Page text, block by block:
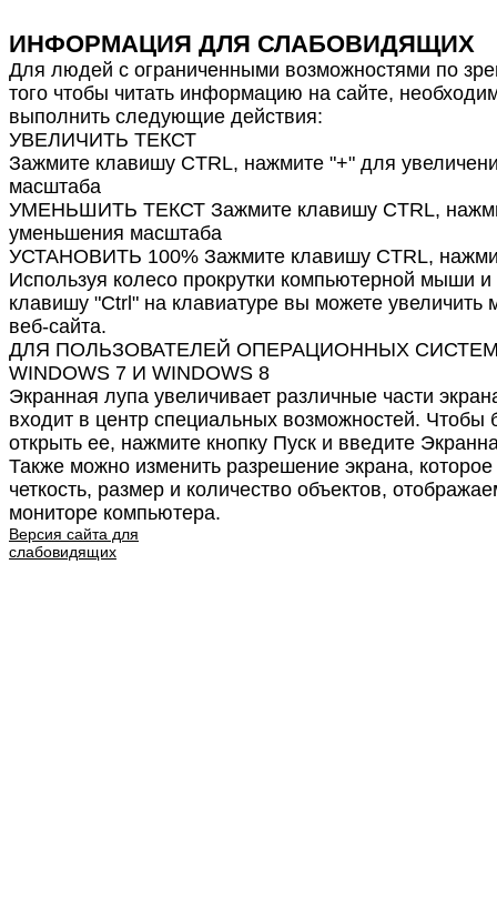
ИНФОРМАЦИЯ ДЛЯ СЛАБОВИДЯЩИХ
Для людей с ограниченными возможностями по
того чтобы читать информацию на сайте,
выполнить следующие действия:
УВЕЛИЧИТЬ ТЕКСТ
Зажмите клавишу CTRL, нажмите "+" для
масштаба
УМЕНЬШИТЬ ТЕКСТ Зажмите клавишу CTRL,
уменьшения масштаба
УСТАНОВИТЬ 100% Зажмите клавишу CTRL,
Используя колесо прокрутки компьютерной мыши
клавишу "Ctrl" на клавиатуре вы можете увеличить
веб-сайта.
ДЛЯ ПОЛЬЗОВАТЕЛЕЙ ОПЕРАЦИОННЫХ
WINDOWS 7 И WINDOWS 8
Экранная лупа увеличивает различные части
входит в центр специальных возможностей. Чтобы
открыть ее, нажмите кнопку Пуск и введите
Также можно изменить разрешение экрана,
четкость, размер и количество объектов,
мониторе компьютера.
Версия сайта для
слабовидящих